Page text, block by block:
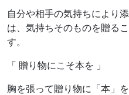
自分や相手の気持ちにより
は、気持ちそのものを贈る
す。
「 贈り物にこそ本を 」
胸を張って贈り物に「本」